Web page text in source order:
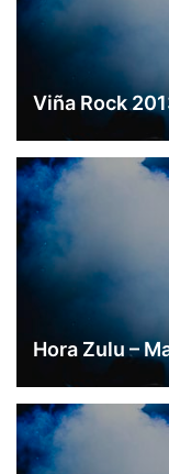
Viña Rock
Hora Zulu –